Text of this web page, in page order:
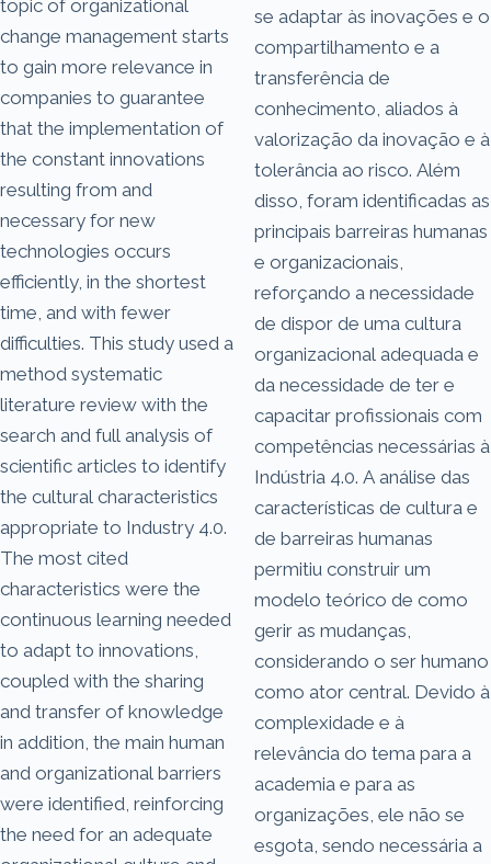
topic of organizational
change management starts
to gain more relevance in
companies to guarantee
that the implementation of
the constant innovations
resulting from and
necessary for new
technologies occurs
efficiently, in the shortest
time, and with fewer
difficulties. This study used a
method systematic
literature review with the
search and full analysis of
scientific articles to identify
the cultural characteristics
appropriate to Industry 4.0.
The most cited
characteristics were the
continuous learning needed
to adapt to innovations,
coupled with the sharing
and transfer of knowledge
in addition, the main human
and organizational barriers
were identified, reinforcing
the need for an adequate
se adaptar às inovações e o
compartilhamento e a
transferência de
conhecimento, aliados à
valorização da inovação e à
tolerância ao risco. Além
disso, foram identificadas as
principais barreiras humanas
e organizacionais,
reforçando a necessidade
de dispor de uma cultura
organizacional adequada e
da necessidade de ter e
capacitar profissionais com
competências necessárias à
Indústria 4.0. A análise das
características de cultura e
de barreiras humanas
permitiu construir um
modelo teórico de como
gerir as mudanças,
considerando o ser humano
como ator central. Devido à
complexidade e à
relevância do tema para a
academia e para as
organizações, ele não se
esgota, sendo necessária a